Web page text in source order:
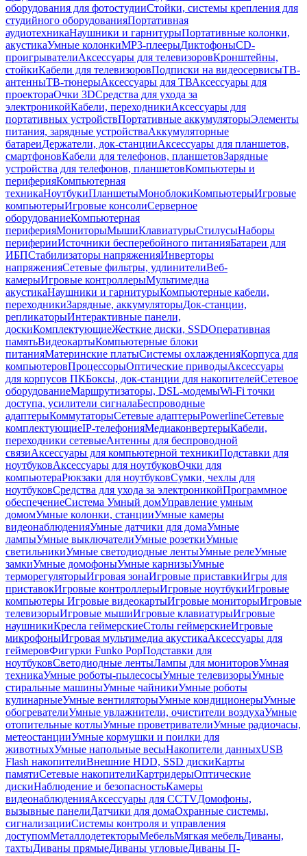
оборудования для фотостудииСтойки, системы крепления для
студийного оборудованияПортативная
аудиотехникаНаушники и гарнитурыПортативные колонки,
акустикаУмные колонкиMP3-плеерыДиктофоныCD-
проигрывателиАксессуары для телевизоровКронштейны,
стойкиКабели для телевизоровПодписки на видеосервисыТВ-
антенныТВ-тюнерыАксессуары для ТВАксессуары для
проектораОчки 3DСредства для ухода за
электроникойКабели, переходникиАксессуары для
портативных устройствПортативные аккумуляторыЭлементы
питания, зарядные устройстваАккумуляторные
батареиДержатели, док-станцииАксессуары для планшетов,
смартфоновКабели для телефонов, планшетовЗарядные
устройства для телефонов, планшетовКомпьютеры и
периферияКомпьютерная
техникаНоутбукиПланшетыМоноблокиКомпьютерыИгровые
компьютерыИгровые консолиСерверное
оборудованиеКомпьютерная
периферияМониторыМышиКлавиатурыСтилусыНаборы
периферииИсточники бесперебойного питанияБатареи для
ИБПСтабилизаторы напряженияИнверторы
напряженияСетевые фильтры, удлинителиВеб-
камерыИгровые контроллерыМультимедиа
акустикаНаушники и гарнитурыКомпьютерные кабели,
переходникиЗарядные, аккумуляторыДок-станции,
репликаторыИнтерактивные панели,
доскиКомплектующиеЖесткие диски, SSDОперативная
памятьВидеокартыКомпьютерные блоки
питанияМатеринские платыСистемы охлажденияКорпуса для
компьютеровПроцессорыОптические приводыАксессуары
для корпусов ПКБоксы, док-станции для накопителейСетевое
оборудованиеМаршрутизаторы, DSL-модемыWi-Fi точки
доступа, усилители сигналаБеспроводные
адаптерыКоммутаторыСетевые адаптерыPowerlineСетевые
комплектующиеIP-телефонияМедиаконвертерыКабели,
переходники сетевыеАнтенны для беспроводной
связиАксессуары для компьютерной техникиПодставки для
ноутбуковАксессуары для ноутбуковОчки для
компьютераРюкзаки для ноутбуковСумки, чехлы для
ноутбуковСредства для ухода за электроникойПрограммное
обеспечениеСистема Умный домУправление умным
домомУмные колонки, станцииУмные камеры
видеонаблюденияУмные датчики для домаУмные
лампыУмные выключателиУмные розеткиУмные
светильникиУмные светодиодные лентыУмные релеУмные
замкиУмные домофоныУмные карнизыУмные
терморегуляторыИгровая зонаИгровые приставкиИгры для
приставокИгровые контроллерыИгровые ноутбукиИгровые
компьютеры Игровые видеокартыИгровые мониторыИгровые
телевизорыИгровые мышиИгровые клавиатурыИгровые
наушникиКресла геймерскиеСтолы геймерскиеИгровые
микрофоныИгровая мультимедиа акустикаАксессуары для
геймеровФигурки Funko PopПодставки для
ноутбуковСветодиодные лентыЛампы для мониторовУмная
техникаУмные роботы-пылесосыУмные телевизорыУмные
стиральные машиныУмные чайникиУмные роботы
кулинарныеУмные вентиляторыУмные кондиционерыУмные
обогревателиУмные увлажнители, очистители воздухаУмные
отопительные котлыУмные проветривателиУмные радиочасы,
метеостанцииУмные кормушки и поилки для
животныхУмные напольные весыНакопители данныхUSB
Flash накопителиВнешние HDD, SSD дискиКарты
памятиСетевые накопителиКартридерыОптические
дискиНаблюдение и безопасностьКамеры
видеонаблюденияАксессуары для CCTVДомофоны,
вызывные панелиДатчики для домаОхранные системы,
сигнализацииСистемы контроля и управления
доступомМеталлодетекторыМебельМягкая мебельДиваны,
тахтыДиваны прямыеДиваны угловыеДиваны П-